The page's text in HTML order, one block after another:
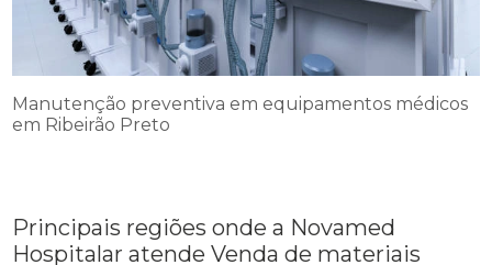
Manutenção preventiva em equipamentos médicos
em Ribeirão Preto
Principais regiões onde a Novamed
Hospitalar atende Venda de materiais